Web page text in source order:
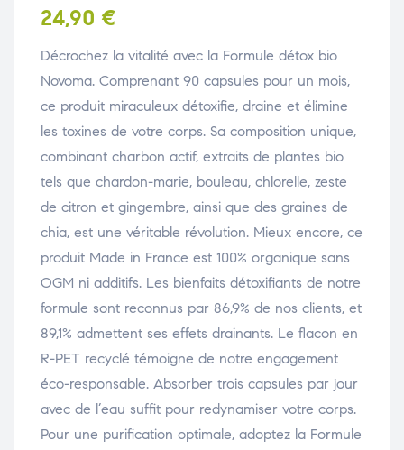
24,90 €
Décrochez la vitalité avec la Formule détox bio
Novoma. Comprenant 90 capsules pour un mois,
ce produit miraculeux détoxifie, draine et élimine
les toxines de votre corps. Sa composition unique,
combinant charbon actif, extraits de plantes bio
tels que chardon-marie, bouleau, chlorelle, zeste
de citron et gingembre, ainsi que des graines de
chia, est une véritable révolution. Mieux encore, ce
produit Made in France est 100% organique sans
OGM ni additifs. Les bienfaits détoxifiants de notre
formule sont reconnus par 86,9% de nos clients, et
89,1% admettent ses effets drainants. Le flacon en
R-PET recyclé témoigne de notre engagement
éco-responsable. Absorber trois capsules par jour
avec de l’eau suffit pour redynamiser votre corps.
Pour une purification optimale, adoptez la Formule